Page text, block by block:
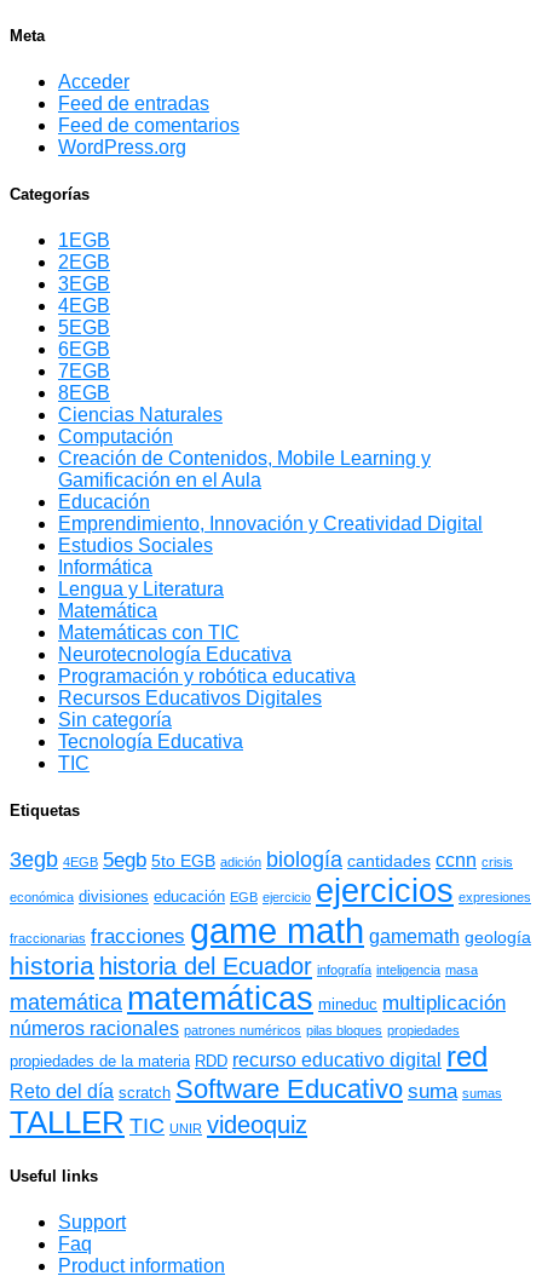
Meta
Acceder
Feed de entradas
Feed de comentarios
WordPress.org
Categorías
1EGB
2EGB
3EGB
4EGB
5EGB
6EGB
7EGB
8EGB
Ciencias Naturales
Computación
Creación de Contenidos, Mobile Learning y
Gamificación en el Aula
Educación
Emprendimiento, Innovación y Creatividad Digital
Estudios Sociales
Informática
Lengua y Literatura
Matemática
Matemáticas con TIC
Neurotecnología Educativa
Programación y robótica educativa
Recursos Educativos Digitales
Sin categoría
Tecnología Educativa
TIC
Etiquetas
3egb 4EGB 5egb 5to EGB adición biología cantidades ccnn crisis
económica divisiones educación EGB ejercicio ejercicios expresiones
fraccionarias fracciones game math gamemath geología
historia historia del Ecuador infografía inteligencia masa
matemática matemáticas mineduc multiplicación
números racionales patrones numéricos pilas bloques propiedades
propiedades de la materia RDD recurso educativo digital red
Reto del día scratch Software Educativo suma sumas
TALLER TIC UNIR videoquiz
Useful links
Support
Faq
Product information